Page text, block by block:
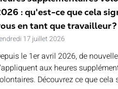
: qu'est-ce que cela
en tant que travailleur ?
17 juillet 2026
le 1er avril 2026, de
aux heures
Découvrez ce que cela